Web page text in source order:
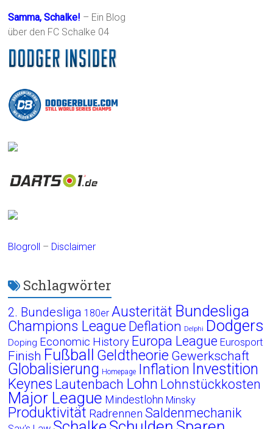
Samma, Schalke! – Ein Blog
über den FC Schalke 04
Blogroll – Disclaimer
Schlagwörter
2. Bundesliga 180er Austerität Bundesliga
Champions League Deflation Delphi Dodgers
Doping Economic History Europa League Eurosport
Finish Fußball Geldtheorie Gewerkschaft
Globalisierung Homepage Inflation Investition
Keynes Lautenbach Lohn Lohnstückkosten
Major League Mindestlohn Minsky
Produktivität Radrennen Saldenmechanik